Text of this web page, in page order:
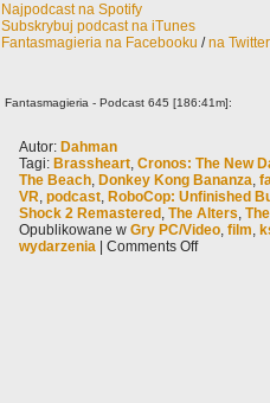
Najpodcast na Spotify
Subskrybuj podcast na iTunes
Fantasmagieria na Facebooku /na
Fantasmagieria - Podcast 645 [186:41m]:
Autor: Dahman
Tagi: Brassheart, Cronos: The New
The Beach, Donkey Kong Bananza,
VR, podcast, RoboCop: Unfinished
Shock 2 Remastered , The Alters,
Opublikowane w Gry PC/Video, film,
wydarzenia
Comments Off